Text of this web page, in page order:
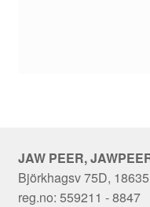
JAW PEER,
Björkhagsv 75D,
reg.no: 559211 - 8847